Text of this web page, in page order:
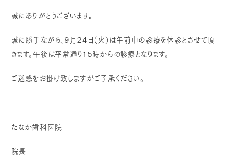
誠にありがとうございます。
誠に勝手ながら、９月２４日（火）は午前中の診療を休診とさせて頂
きます。午後は平常通り１５時からの診療となります。
ご迷惑をお掛け致しますがご了承ください。
たなか歯科医院
院長